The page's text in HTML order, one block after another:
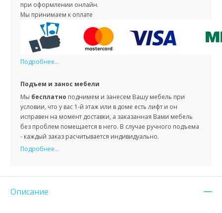
при оформлении онлайн.
Мы принимаем к оплате
Подробнее...
Подъем и занос мебели
Мы бесплатно поднимем и занесем Вашу мебель при
условии, что у вас 1-й этаж или в доме есть лифт и он
исправен на момент доставки, а заказанная Вами мебель
без проблем помещается в него. В случае ручного подъема
- каждый заказ расчитывается индивидуально.
Подробнее...
Описание